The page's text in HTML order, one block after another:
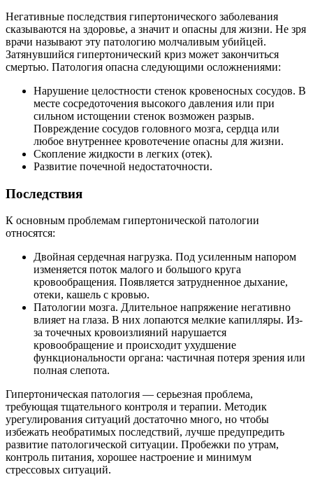
Негативные последствия гипертонического заболевания
сказываются на здоровье, а значит и опасны для жизни. Не зря
врачи называют эту патологию молчаливым убийцей.
Затянувшийся гипертонический криз может закончиться
смертью. Патология опасна следующими осложнениями:
Нарушение целостности стенок кровеносных сосудов. В
месте сосредоточения высокого давления или при
сильном истощении стенок возможен разрыв.
Повреждение сосудов головного мозга, сердца или
любое внутреннее кровотечение опасны для жизни.
Скопление жидкости в легких (отек).
Развитие почечной недостаточности.
Последствия
К основным проблемам гипертонической патологии
относятся:
Двойная сердечная нагрузка. Под усиленным напором
изменяется поток малого и большого круга
кровообращения. Появляется затрудненное дыхание,
отеки, кашель с кровью.
Патологии мозга. Длительное напряжение негативно
влияет на глаза. В них лопаются мелкие капилляры. Из-
за точечных кровоизлияний нарушается
кровообращение и происходит ухудшение
функциональности органа: частичная потеря зрения или
полная слепота.
Гипертоническая патология — серьезная проблема,
требующая тщательного контроля и терапии. Методик
урегулирования ситуаций достаточно много, но чтобы
избежать необратимых последствий, лучше предупредить
развитие патологической ситуации. Пробежки по утрам,
контроль питания, хорошее настроение и минимум
стрессовых ситуаций.